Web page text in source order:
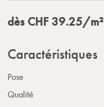
dès CHF 39.25/m²
Caractéristiques
Pose
Qualité